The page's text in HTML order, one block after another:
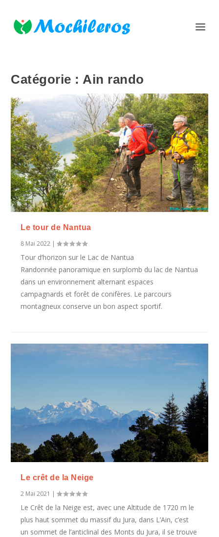
Catégorie :Ain rando
Le tour de Nantua
8 Mai 2022 |
Tour d’horizon sur le Lac de Nantua
Randonnée panoramique en surplomb du lac de Nantua
dans un environnement alternant espaces
campagnards et forêt de conifères. Le parcours
montagneux conserve un bon aspect sportif.
Le crêt de la Neige
2 Mai 2021 |
Le Crêt de la Neige est, avec une Altitude de 1720 m le
plus haut sommet du massif du Jura, dans L’Ain, c’est
un sommet de l’anticlinal des Monts du Jura, il se trouve